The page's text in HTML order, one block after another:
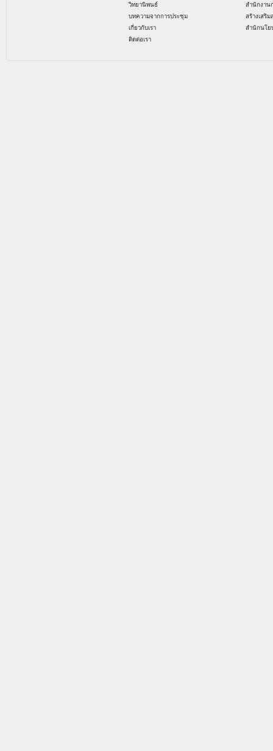
วิทยานิพนธ์
บทความจากการประชุม
เกี่ยวกับเรา
ติดต่อเรา
สำนักงาน
สร้างเสริ
สำนักนโย